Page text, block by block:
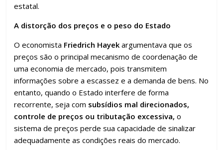
estatal.
A distorção dos preços e o peso do Estado
O economista Friedrich Hayek argumentava que os
preços são o principal mecanismo de coordenação de
uma economia de mercado, pois transmitem
informações sobre a escassez e a demanda de bens. No
entanto, quando o Estado interfere de forma
recorrente, seja com subsídios mal direcionados,
controle de preços ou tributação excessiva, o
sistema de preços perde sua capacidade de sinalizar
adequadamente as condições reais do mercado.